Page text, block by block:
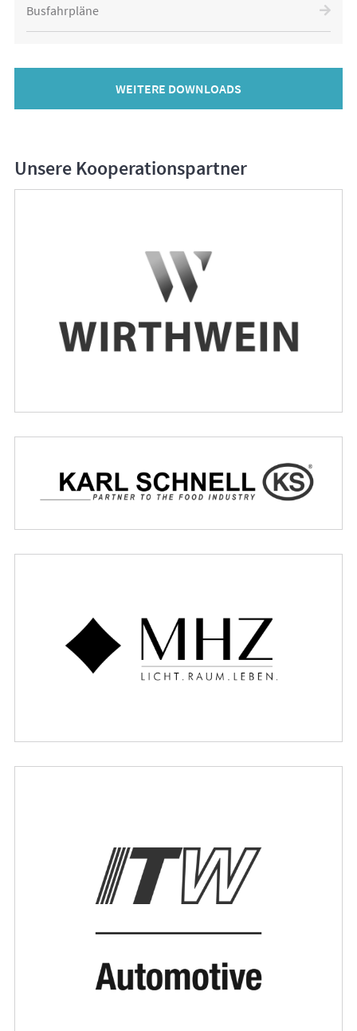
Busfahrpläne
WEITERE DOWNLOADS
Unsere Kooperationspartner